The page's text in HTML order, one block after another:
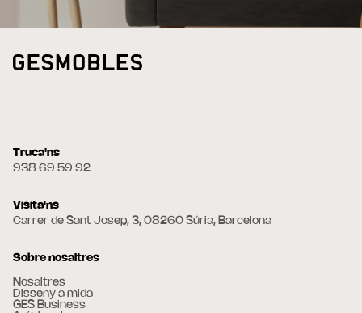
Truca'ns
938 69 59 92
Visita'ns
Carrer de Sant Josep, 3, 08260 Súria, Barcelona
Sobre nosaltres
Nosaltres
Disseny a mida
GES Business